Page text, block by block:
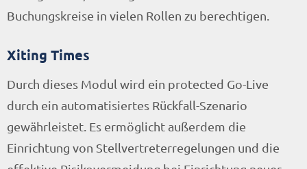
Buchungskreise in vielen Rollen zu berechtigen.
Xiting Times
Durch dieses Modul wird ein protected Go-Live
durch ein automatisiertes Rückfall-Szenario
gewährleistet. Es ermöglicht außerdem die
Einrichtung von Stellvertreterregelungen und die